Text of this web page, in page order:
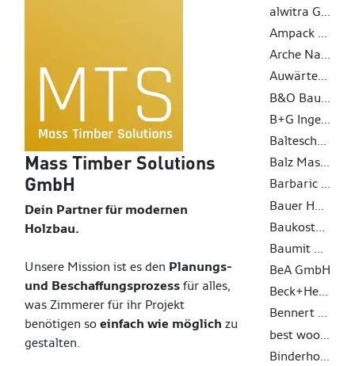
Mass Timber Solutions
GmbH
Dein Partner für modernen
Holzbau.
Unsere Mission ist es den Planungs-
und Beschaffungsprozessfür alles,
was Zimmerer für ihr Projekt
benötigen soeinfach wie möglich zu
gestalten.
alwitra GmbH
Ampack AG
Arche Naturhaus GmbH
Auwärter - Anhänger und Aufbauten GmbH Co. KG
B&O Bau GmbH
B+G Ingenieure Bollinger und Grohmann GmbH
Balteschwiler AG
Balz Maschinen AG
Barbaric GmbH
Bauer Holzbau GmbH
Baukosteninformationszentrum Deutscher Architektenkammern GmbH
Baumit GmbH
BeA GmbH
Beck+Heun GmbH
Bennert GmbH
best wood SCHNEIDER GmbH
Binderholz GmbH